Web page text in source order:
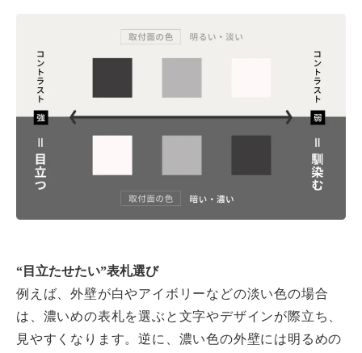
“ 目立たせたい”表札選び
例えば、外壁が白やアイボリーなどの淡い色の場合
は、濃いめの表札を選ぶと文字やデザインが際立ち、
見やすくなります。逆に、濃い色の外壁には明るめの